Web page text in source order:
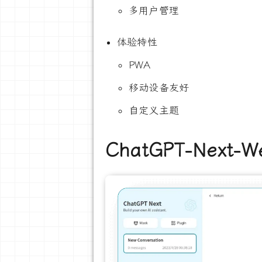
多用户管理
体验特性
PWA
移动设备友好
自定义主题
ChatGPT-Next-